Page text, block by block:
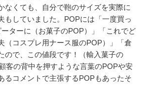
なくても、自分で鞄のサイズを実際に
もしていました。POPには「一度買っ
ターに（お菓子のPOP）」「これでど
（コスプレ用ナース服のPOP）」「倉
ので、この値段です！（輸入菓子の
客の背中を押すような言葉のPOPや安
るコメントで主張するPOPもあったそ